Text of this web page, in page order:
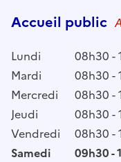
Accueil public
Lundi
08h30 -
Mardi
08h30 -
Mercredi
08h30 -
Jeudi
08h30 -
Vendredi
08h30 -
Samedi
09h30 -